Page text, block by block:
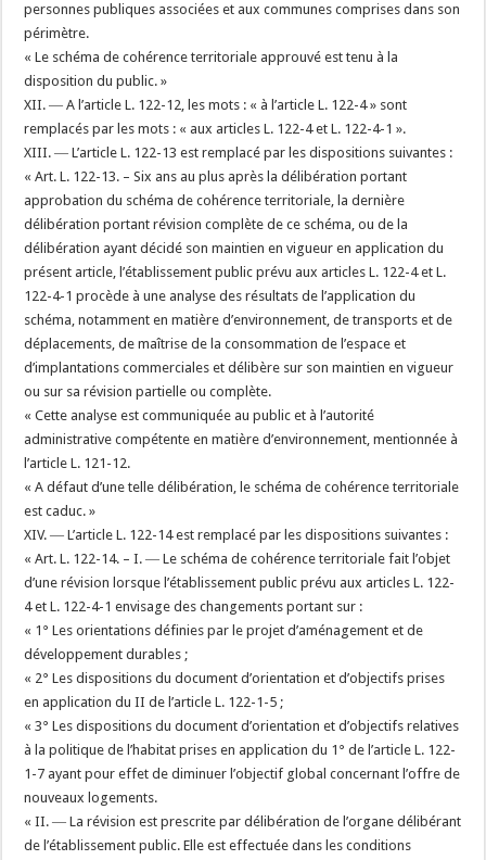
personnes publiques associées et aux communes comprises dans son
périmètre.
« Le schéma de cohérence territoriale approuvé est tenu à la
disposition du public. »
XII. ― A l’article L. 122-12, les mots : « à l’article L. 122-4 » sont
remplacés par les mots : « aux articles L. 122-4 et L. 122-4-1 ».
XIII. ― L’article L. 122-13 est remplacé par les dispositions suivantes :
« Art. L. 122-13. – Six ans au plus après la délibération portant
approbation du schéma de cohérence territoriale, la dernière
délibération portant révision complète de ce schéma, ou de la
délibération ayant décidé son maintien en vigueur en application du
présent article, l’établissement public prévu aux articles L. 122-4 et L.
122-4-1 procède à une analyse des résultats de l’application du
schéma, notamment en matière d’environnement, de transports et de
déplacements, de maîtrise de la consommation de l’espace et
d’implantations commerciales et délibère sur son maintien en vigueur
ou sur sa révision partielle ou complète.
« Cette analyse est communiquée au public et à l’autorité
administrative compétente en matière d’environnement, mentionnée à
l’article L. 121-12.
« A défaut d’une telle délibération, le schéma de cohérence territoriale
est caduc. »
XIV. ― L’article L. 122-14 est remplacé par les dispositions suivantes :
« Art. L. 122-14. – I. ― Le schéma de cohérence territoriale fait l’objet
d’une révision lorsque l’établissement public prévu aux articles L. 122-
4 et L. 122-4-1 envisage des changements portant sur :
« 1° Les orientations définies par le projet d’aménagement et de
développement durables ;
« 2° Les dispositions du document d’orientation et d’objectifs prises
en application du II de l’article L. 122-1-5 ;
« 3° Les dispositions du document d’orientation et d’objectifs relatives
à la politique de l’habitat prises en application du 1° de l’article L. 122-
1-7 ayant pour effet de diminuer l’objectif global concernant l’offre de
nouveaux logements.
« II. ― La révision est prescrite par délibération de l’organe délibérant
de l’établissement public. Elle est effectuée dans les conditions